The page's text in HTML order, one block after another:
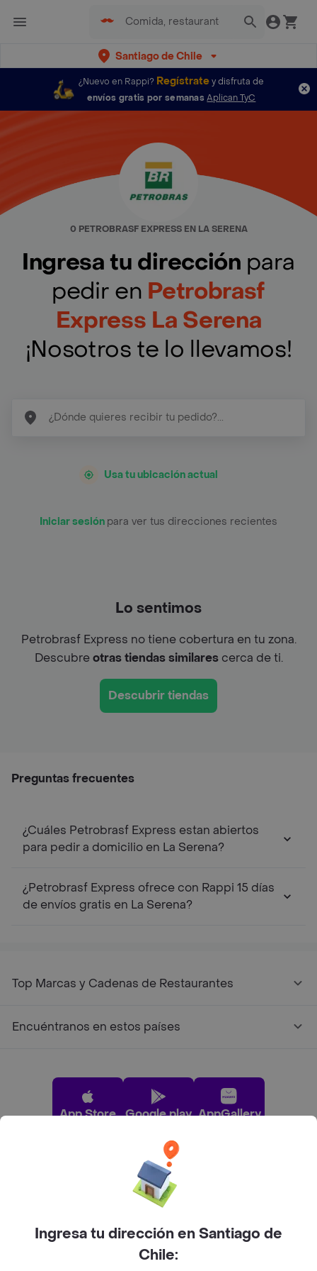
Santiago de Chile
¿Nuevo en Rappi? Regístratey disfruta de
envíos gratis por semanas Aplican TyC
0 PETROBRASF EXPRESS EN LA SERENA
Ingresa tu dirección para
pedir en Petrobrasf
Express La Serena
¡Nosotros te lo llevamos!
Usa tu ubicación actual
Iniciar sesión para ver tus direcciones recientes
Lo sentimos
Petrobrasf Express no tiene cobertura en tu zona.
Descubreotras tiendas similarescerca de ti.
Descubrir tiendas
Preguntas frecuentes
¿Cuáles Petrobrasf Express estan abiertos
para pedir a domicilio en La Serena?
¿Petrobrasf Express ofrece con Rappi 15 días
de envíos gratis en La Serena?
Top Marcas y Cadenas de Restaurantes
Encuéntranos en estos países
App Store Google play AppGallery
Pide tu comida favorita cerca de ti
Categorías
Ingresa tu dirección en Santiago de
Chile: